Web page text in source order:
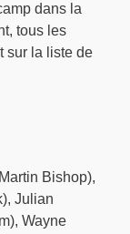
dans la
tous les
sur la liste de
Bishop),
Julian
Wayne